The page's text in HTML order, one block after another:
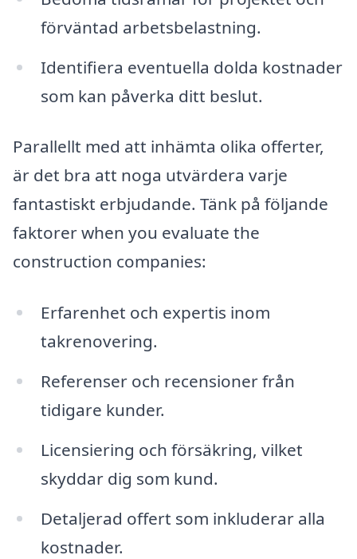
förväntad arbetsbelastning.
Identifiera eventuella dolda kostnader
som kan påverka ditt beslut.
Parallellt med att inhämta olika offerter,
är det bra att noga utvärdera varje
fantastiskt erbjudande. Tänk på följande
faktorer when you evaluate the
construction companies:
Erfarenhet och expertis inom
takrenovering.
Referenser och recensioner från
tidigare kunder.
Licensiering och försäkring, vilket
skyddar dig som kund.
Detaljerad offert som inkluderar alla
kostnader.